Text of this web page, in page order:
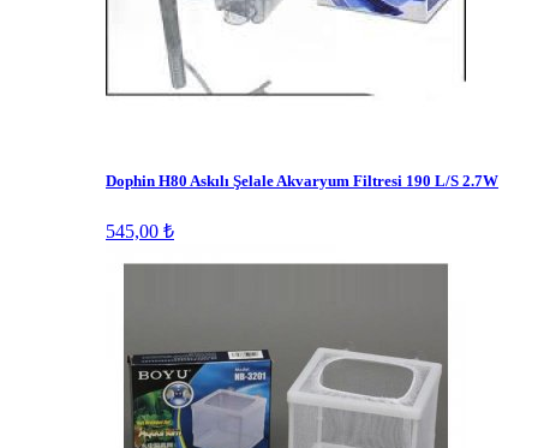
Dophin H80 Askılı Şelale Akvaryum Filtresi 190 L/S 2.7W
545,00 ₺